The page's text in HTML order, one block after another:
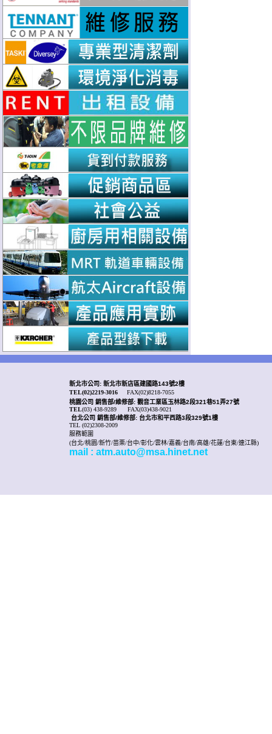
新北市公司: 新北市新店區建國路143號2樓
TEL(02)2219-3016 FAX(02)8218-7055
桃園公司 銷售部/維修部: 觀音工業區玉林路2段321巷51弄27號
TEL(03) 438-9289
FAX(03)438-9021
台北公司 銷售部/維修部: 台北市和平西路3段329號1樓
TEL (02)2308-2009
服務範圍
(台北/桃園/新竹/苗栗/台中/彰化/雲林/嘉義/台南/高雄/花蓮/台東/連江縣)
mail : atm.auto@msa.hinet.net